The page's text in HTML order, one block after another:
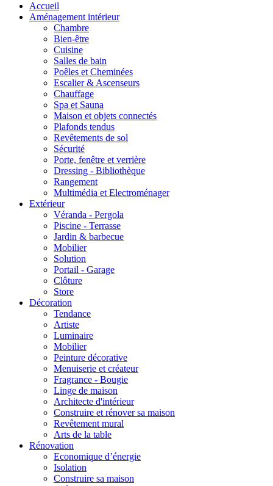
Accueil
Aménagement intérieur
Chambre
Bien-être
Cuisine
Salles de bain
Poêles et Cheminées
Escalier & Ascenseurs
Chauffage
Spa et Sauna
Maison et objets connectés
Plafonds tendus
Revêtements de sol
Sécurité
Porte, fenêtre et verrière
Dressing - Bibliothèque
Rangement
Multimédia et Electroménager
Extérieur
Véranda - Pergola
Piscine - Terrasse
Jardin & barbecue
Mobilier
Solution
Portail - Garage
Clôture
Store
Décoration
Tendance
Artiste
Luminaire
Mobilier
Peinture décorative
Menuiserie et créateur
Fragrance - Bougie
Linge de maison
Architecte d'intérieur
Construire et rénover sa maison
Revêtement mural
Arts de la table
Rénovation
Economique d’énergie
Isolation
Construire sa maison